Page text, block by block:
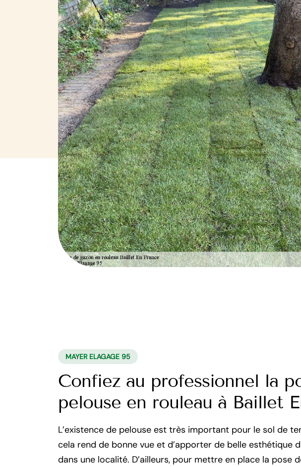
MAYER ELAGAGE 95
Confiez au professionnel la
pelouse en rouleau à Baillet
L’existence de pelouse est très important pour le sol de
cela rend de bonne vue et d’apporter de belle esthétique
dans une localité. D’ailleurs, pour mettre en place la pose